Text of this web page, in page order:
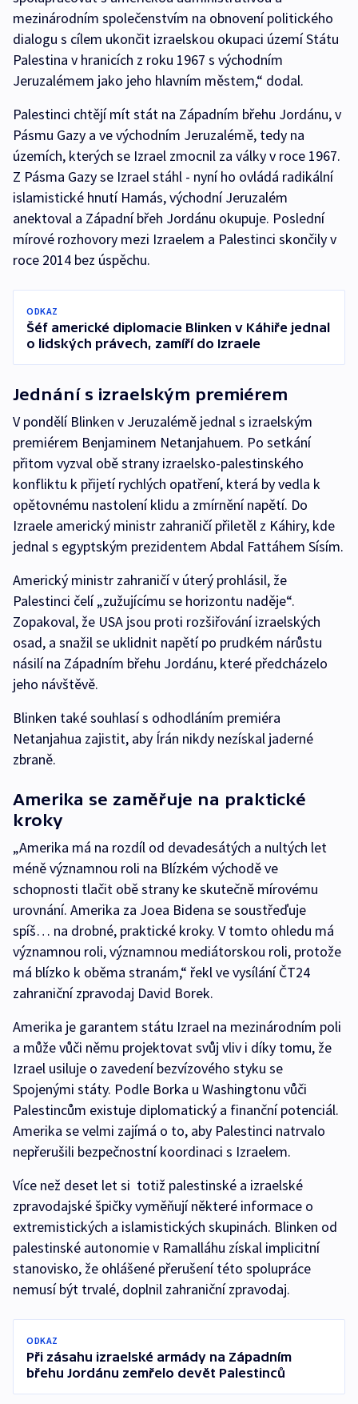
mezinárodním společenstvím na obnovení politického
dialogu s cílem ukončit izraelskou okupaci území Státu
Palestina v hranicích z roku 1967 s východním
Jeruzalémem jako jeho hlavním městem,“ dodal.
Palestinci chtějí mít stát na Západním břehu Jordánu, v
Pásmu Gazy a ve východním Jeruzalémě, tedy na
územích, kterých se Izrael zmocnil za války v roce 1967.
Z Pásma Gazy se Izrael stáhl - nyní ho ovládá radikální
islamistické hnutí Hamás, východní Jeruzalém
anektoval a Západní břeh Jordánu okupuje. Poslední
mírové rozhovory mezi Izraelem a Palestinci skončily v
roce 2014 bez úspěchu.
ODKAZ
Šéf americké diplomacie Blinken v Káhiře jednal
o lidských právech, zamíří do Izraele
Jednání s izraelským premiérem
V pondělí Blinken v Jeruzalémě jednal s izraelským
premiérem Benjaminem Netanjahuem. Po setkání
přitom vyzval obě strany izraelsko-palestinského
konfliktu k přijetí rychlých opatření, která by vedla k
opětovnému nastolení klidu a zmírnění napětí. Do
Izraele americký ministr zahraničí přiletěl z Káhiry, kde
jednal s egyptským prezidentem Abdal Fattáhem Sísím.
Americký ministr zahraničí v úterý prohlásil, že
Palestinci čelí „zužujícímu se horizontu naděje“.
Zopakoval, že USA jsou proti rozšiřování izraelských
osad, a snažil se uklidnit napětí po prudkém nárůstu
násilí na Západním břehu Jordánu, které předcházelo
jeho návštěvě.
Blinken také souhlasí s odhodláním premiéra
Netanjahua zajistit, aby Írán nikdy nezískal jaderné
zbraně.
Amerika se zaměřuje na praktické
kroky
„Amerika má na rozdíl od devadesátých a nultých let
méně významnou roli na Blízkém východě ve
schopnosti tlačit obě strany ke skutečně mírovému
urovnání. Amerika za Joea Bidena se soustřeďuje
spíš… na drobné, praktické kroky. V tomto ohledu má
významnou roli, významnou mediátorskou roli, protože
má blízko k oběma stranám,“ řekl ve vysílání ČT24
zahraniční zpravodaj David Borek.
Amerika je garantem státu Izrael na mezinárodním poli
a může vůči němu projektovat svůj vliv i díky tomu, že
Izrael usiluje o zavedení bezvízového styku se
Spojenými státy. Podle Borka u Washingtonu vůči
Palestincům existuje diplomatický a finanční potenciál.
Amerika se velmi zajímá o to, aby Palestinci natrvalo
nepřerušili bezpečnostní koordinaci s Izraelem.
Více než deset let si totiž palestinské a izraelské
zpravodajské špičky vyměňují některé informace o
extremistických a islamistických skupinách. Blinken od
palestinské autonomie v Ramalláhu získal implicitní
stanovisko, že ohlášené přerušení této spolupráce
nemusí být trvalé, doplnil zahraniční zpravodaj.
ODKAZ
Při zásahu izraelské armády na Západním
břehu Jordánu zemřelo devět Palestinců